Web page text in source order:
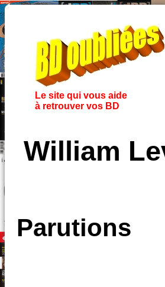
Le site qui vous aide
à retrouver vos BD
William
Parutions